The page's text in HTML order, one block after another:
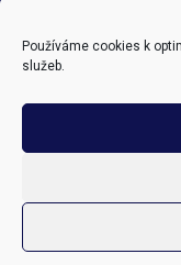
Používáme cookies k
služeb.
Copyright ©